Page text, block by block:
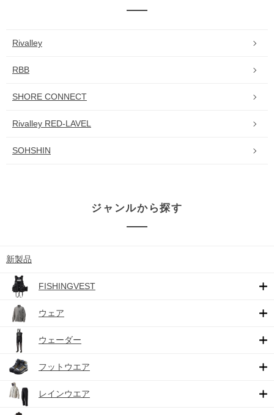
Rivalley
RBB
SHORE CONNECT
Rivalley RED-LAVEL
SOHSHIN
ジャンルから探す
新製品
FISHINGVEST
ウェア
ウェーダー
フットウエア
レインウエア